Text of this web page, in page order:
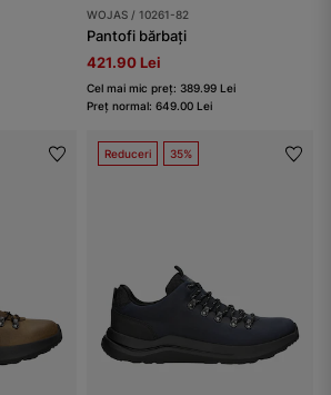
WOJAS / 10261-82
Pantofi bărbați
421.90 Lei
Cel mai mic preț: 389.99 Lei
Preț normal: 649.00 Lei
Reduceri 35%